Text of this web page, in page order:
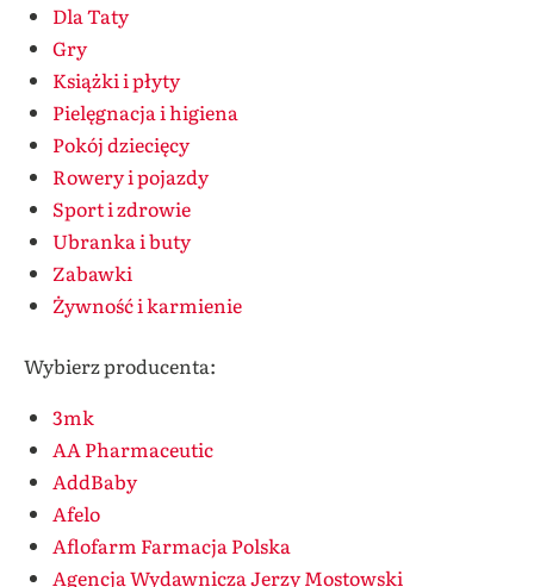
Dla Taty
Gry
Książki i płyty
Pielęgnacja i higiena
Pokój dziecięcy
Rowery i pojazdy
Sport i zdrowie
Ubranka i buty
Zabawki
Żywność i karmienie
Wybierz producenta:
3mk
AA Pharmaceutic
AddBaby
Afelo
Aflofarm Farmacja Polska
Agencja Wydawnicza Jerzy Mostowski